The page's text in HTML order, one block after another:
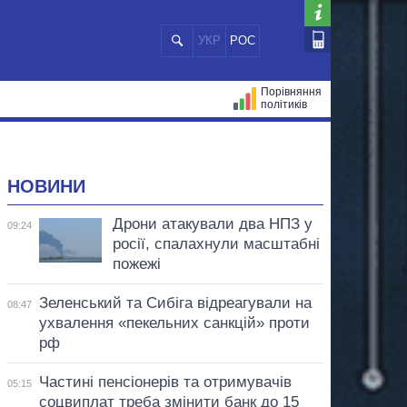
УКР РОС
Порівняння
політиків
НОВИНИ
09:24
Дрони атакували два НПЗ у
росії, спалахнули масштабні
пожежі
08:47
Зеленський та Сибіга відреагували на
ухвалення «пекельних санкцій» проти
рф
05:15
Частині пенсіонерів та отримувачів
соцвиплат треба змінити банк до 15